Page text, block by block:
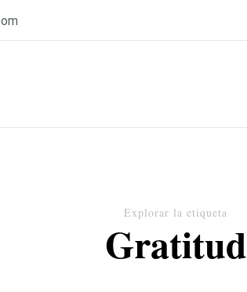
Explorar la etiqueta
Gratitud